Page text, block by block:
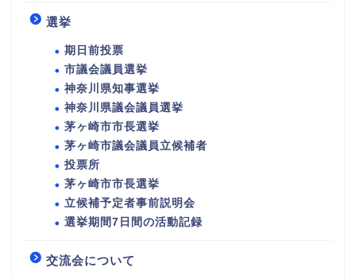
選挙
期日前投票
市議会議員選挙
神奈川県知事選挙
神奈川県議会議員選挙
茅ヶ崎市市長選挙
茅ヶ崎市議会議員立候補者
投票所
茅ヶ崎市市長選挙
立候補予定者事前説明会
選挙期間7日間の活動記録
交流会について